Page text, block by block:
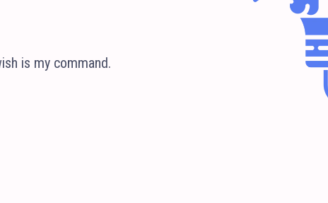
is my command.